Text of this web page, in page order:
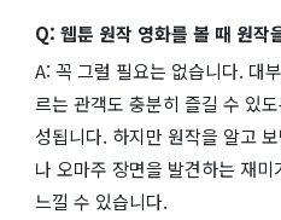
Q: 웹툰 원작 영화를 볼 때 원작
A: 꼭 그럴 필요는 없습니다. 대
르는 관객도 충분히 즐길 수 있
성됩니다. 하지만 원작을 알고
나 오마주 장면을 발견하는 재
느낄 수 있습니다.